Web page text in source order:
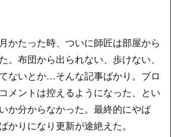
かたった時、ついに師匠は部屋から
。布団から出られない、歩けない、
ないとか…そんな記事ばかり。ブロ
メントは控えるようになった、とい
か分からなかった。最終的にやば
かりになり更新が途絶えた。